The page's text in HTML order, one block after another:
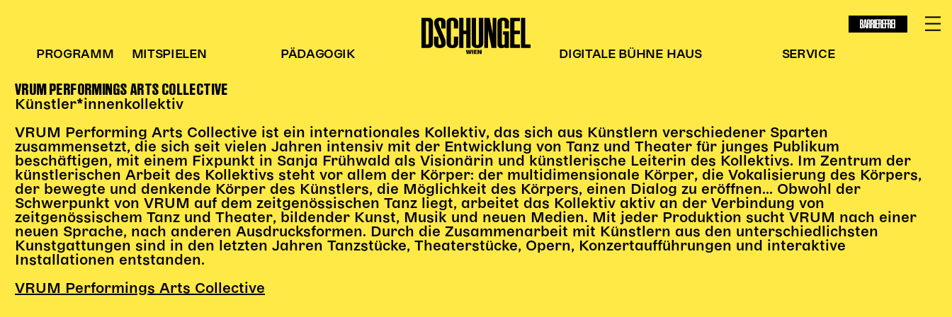
BARRIEREFREI
PROGRAMM MITSPIELEN PÄDAGOGIK DIGITALE BÜHNE HAUS SERVICE
VRUM PERFORMINGS ARTS COLLECTIVE
Künstler*innenkollektiv
VRUM Performing Arts Collective ist ein internationales Kollektiv, das sich aus Künstlern verschiedener Sparten
zusammensetzt, die sich seit vielen Jahren intensiv mit der Entwicklung von Tanz und Theater für junges Publikum
beschäftigen, mit einem Fixpunkt in Sanja Frühwald als Visionärin und künstlerische Leiterin des Kollektivs. Im Zentrum der
künstlerischen Arbeit des Kollektivs steht vor allem der Körper: der multidimensionale Körper, die Vokalisierung des Körpers,
der bewegte und denkende Körper des Künstlers, die Möglichkeit des Körpers, einen Dialog zu eröffnen... Obwohl der
Schwerpunkt von VRUM auf dem zeitgenössischen Tanz liegt, arbeitet das Kollektiv aktiv an der Verbindung von
zeitgenössischem Tanz und Theater, bildender Kunst, Musik und neuen Medien. Mit jeder Produktion sucht VRUM nach einer
neuen Sprache, nach anderen Ausdrucksformen. Durch die Zusammenarbeit mit Künstlern aus den unterschiedlichsten
Kunstgattungen sind in den letzten Jahren Tanzstücke, Theaterstücke, Opern, Konzertaufführungen und interaktive
Installationen entstanden.
VRUM Performings Arts Collective